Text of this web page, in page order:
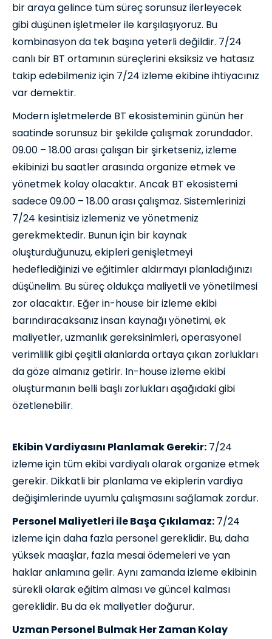
bir araya gelince tüm süreç sorunsuz ilerleyecek
gibi düşünen işletmeler ile karşılaşıyoruz. Bu
kombinasyon da tek başına yeterli değildir. 7/24
canlı bir BT ortamının süreçlerini eksiksiz ve hatasız
takip edebilmeniz için 7/24 izleme ekibine ihtiyacınız
var demektir.
Modern işletmelerde BT ekosisteminin günün her
saatinde sorunsuz bir şekilde çalışmak zorundador.
09.00 – 18.00 arası çalışan bir şirketseniz, izleme
ekibinizi bu saatler arasında organize etmek ve
yönetmek kolay olacaktır. Ancak BT ekosistemi
sadece 09.00 – 18.00 arası çalışmaz. Sistemlerinizi
7/24 kesintisiz izlemeniz ve yönetmeniz
gerekmektedir. Bunun için bir kaynak
oluşturduğunuzu, ekipleri genişletmeyi
hedeflediğinizi ve eğitimler aldırmayı planladığınızı
düşünelim. Bu süreç oldukça maliyetli ve yönetilmesi
zor olacaktır. Eğer in-house bir izleme ekibi
barındıracaksanız insan kaynağı yönetimi, ek
maliyetler, uzmanlık gereksinimleri, operasyonel
verimlilik gibi çeşitli alanlarda ortaya çıkan zorlukları
da göze almanız getirir. In-house izleme ekibi
oluşturmanın belli başlı zorlukları aşağıdaki gibi
özetlenebilir.
Ekibin Vardiyasını Planlamak Gerekir: 7/24
izleme için tüm ekibi vardiyalı olarak organize etmek
gerekir. Dikkatli bir planlama ve ekiplerin vardiya
değişimlerinde uyumlu çalışmasını sağlamak zordur.
Personel Maliyetleri ile Başa Çıkılamaz: 7/24
izleme için daha fazla personel gereklidir. Bu, daha
yüksek maaşlar, fazla mesai ödemeleri ve yan
haklar anlamına gelir. Aynı zamanda izleme ekibinin
sürekli olarak eğitim alması ve güncel kalması
gereklidir. Bu da ek maliyetler doğurur.
Uzman Personel Bulmak Her Zaman Kolay